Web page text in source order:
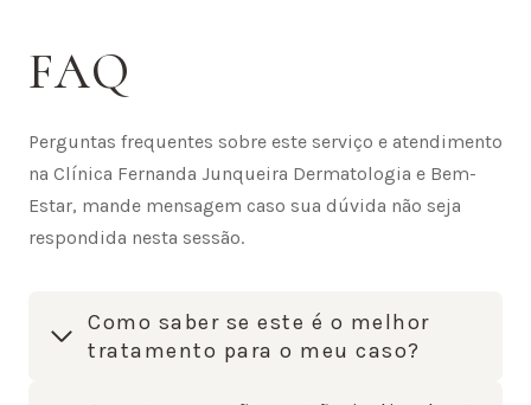
FAQ
Perguntas frequentes sobre este serviço e atendimento
na Clínica Fernanda Junqueira Dermatologia e Bem-
Estar, mande mensagem caso sua dúvida não seja
respondida nesta sessão.
Como saber se este é o melhor
tratamento para o meu caso?